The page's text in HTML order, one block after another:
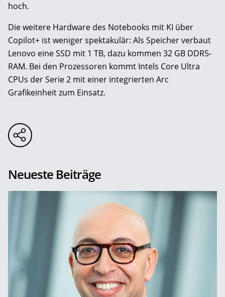
hoch.
Die weitere Hardware des Notebooks mit KI über
Copilot+ ist weniger spektakulär: Als Speicher verbaut
Lenovo eine SSD mit 1 TB, dazu kommen 32 GB DDR5-
RAM. Bei den Prozessoren kommt Intels Core Ultra
CPUs der Serie 2 mit einer integrierten Arc
Grafikeinheit zum Einsatz.
Neueste Beiträge